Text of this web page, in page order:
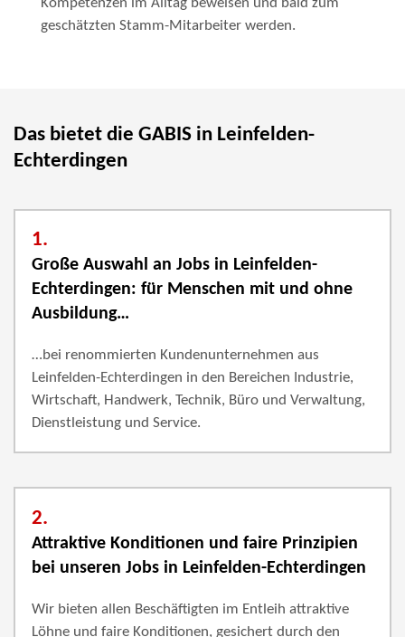
Kompetenzen im Alltag beweisen und bald zum
geschätzten Stamm-Mitarbeiter werden.
Das bietet die GABIS in Leinfelden-
Echterdingen
1.
Große Auswahl an Jobs in Leinfelden-
Echterdingen: für Menschen mit und ohne
Ausbildung…
…bei renommierten Kundenunternehmen aus
Leinfelden-Echterdingen in den Bereichen Industrie,
Wirtschaft, Handwerk, Technik, Büro und Verwaltung,
Dienstleistung und Service.
2.
Attraktive Konditionen und faire Prinzipien
bei unseren Jobs in Leinfelden-Echterdingen
Wir bieten allen Beschäftigten im Entleih attraktive
Löhne und faire Konditionen, gesichert durch den